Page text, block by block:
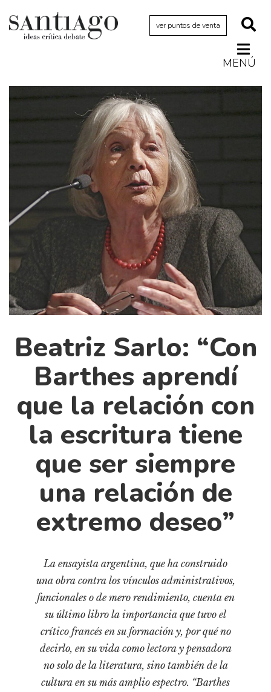
ver puntos de venta
MENÚ
Archivo Cenfoto-UDP
Arquetipos de situación
Ciencia
Cine y televisión
Ciudad
Cómics
Cultura
Diccionario portátil de la literatura chilena
Documentos
Gran reserva
Historia
Historia material de los libros
Lagunas mentales
Libros
Literatura
Medioambiente
Narrativas visuales
Pensamiento
Personaje
Personajes secundarios
Política
Relecturas
Sociedad
Turismo accidental
Beatriz Sarlo: “Con
Barthes aprendí
que la relación con
la escritura tiene
que ser siempre
una relación de
extremo deseo”
La ensayista argentina, que ha construido
una obra contra los vínculos administrativos,
funcionales o de mero rendimiento, cuenta en
su último libro la importancia que tuvo el
crítico francés en su formación y, por qué no
decirlo, en su vida como lectora y pensadora
no solo de la literatura, sino también de la
cultura en su más amplio espectro. “Barthes